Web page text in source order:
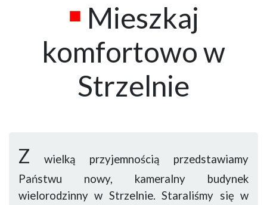
■ Mieszkaj
komfortowo w
Strzelnie
Z wielką przyjemnością przedstawiamy
Państwu nowy, kameralny budynek
wielorodzinny w Strzelnie. Staraliśmy się w